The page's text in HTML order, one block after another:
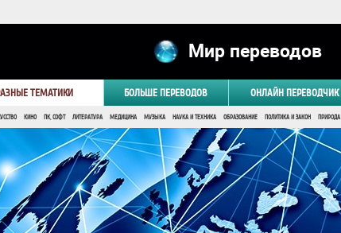
Мир переводов
ТЕМАТИКИ БОЛЬШЕ ПЕРЕВОДОВ ОНЛАЙН ПЕРЕВОДЧИК
КИНО ПК, СОФТ ЛИТЕРАТУРА МЕДИЦИНА МУЗЫКА НАУКА И ТЕХНИКА ОБРАЗОВАНИЕ ПОЛИТИКА И ЗАКОН ПРИРОДА